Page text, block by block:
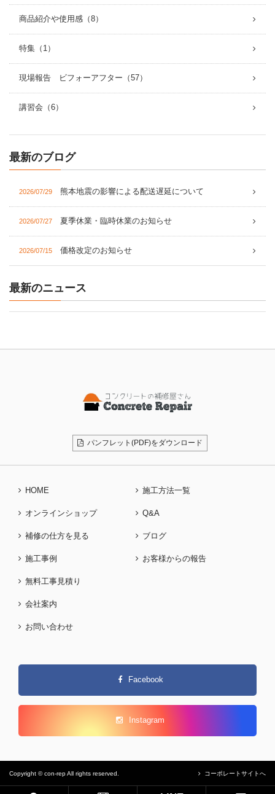
商品紹介や使用感（8）
特集（1）
現場報告 ビフォーアフター（57）
講習会（6）
最新のブログ
2026/07/29 熊本地震の影響による配送遅延について
2026/07/27 夏季休業・臨時休業のお知らせ
2026/07/15 価格改定のお知らせ
最新のニュース
パンフレット(PDF)をダウンロード
HOME
オンラインショップ
補修の仕方を見る
施工事例
施工方法一覧
Q&A
ブログ
お客様からの報告
無料工事見積り
会社案内
お問い合わせ
Facebook
Instagram
Copyright © con-rep All rights reserved. コーポレートサイトへ